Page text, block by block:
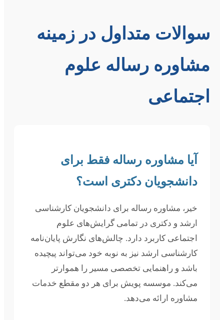
سوالات متداول در زمینه
مشاوره رساله علوم
اجتماعی
آیا مشاوره رساله فقط برای
دانشجویان دکتری است؟
خیر، مشاوره رساله برای دانشجویان کارشناسی
ارشد و دکتری در تمامی گرایش‌های علوم
اجتماعی کاربرد دارد. چالش‌های نگارش پایان‌نامه
کارشناسی ارشد نیز به نوبه خود می‌تواند پیچیده
باشد و راهنمایی تخصصی مسیر را هموارتر
می‌کند. موسسه پویش برای هر دو مقطع خدمات
مشاوره ارائه می‌دهد.